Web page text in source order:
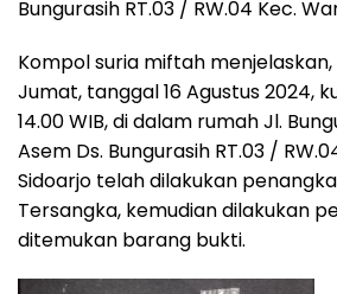
Bungurasih RT.03 / RW.04 Kec.
Kompol suria miftah menjelaskan,
Jumat, tanggal 16 Agustus 2024,
14.00 WIB, di dalam rumah Jl.
Asem Ds. Bungurasih RT.03 /
Sidoarjo telah dilakukan
Tersangka, kemudian dilakukan
ditemukan barang bukti.